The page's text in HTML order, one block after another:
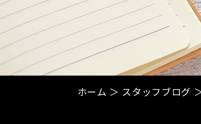
ホーム ＞ スタッフブログ